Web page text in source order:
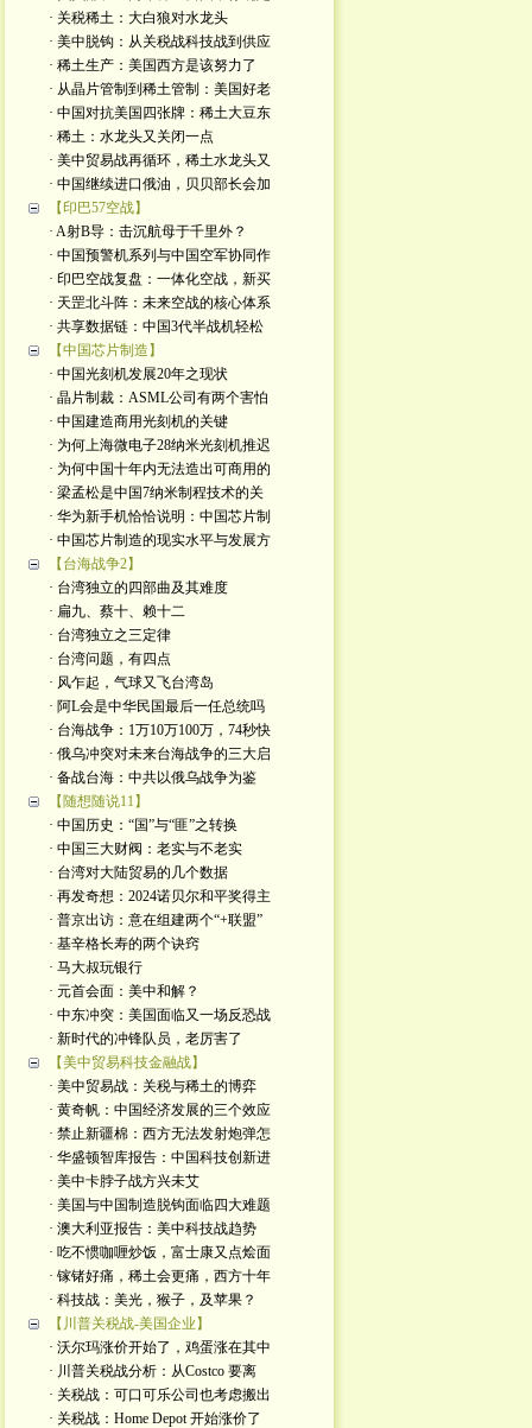
· 关税稀土：大白狼对水龙头
· 美中脱钩：从关税战科技战到供应
· 稀土生产：美国西方是该努力了
· 从晶片管制到稀土管制：美国好老
· 中国对抗美国四张牌：稀土大豆东
· 稀土：水龙头又关闭一点
· 美中贸易战再循环，稀土水龙头又
· 中国继续进口俄油，贝贝部长会加
【印巴57空战】
· A射B导：击沉航母于千里外？
· 中国预警机系列与中国空军协同作
· 印巴空战复盘：一体化空战，新买
· 天罡北斗阵：未来空战的核心体系
· 共享数据链：中国3代半战机轻松
【中国芯片制造】
· 中国光刻机发展20年之现状
· 晶片制裁：ASML公司有两个害怕
· 中国建造商用光刻机的关键
· 为何上海微电子28纳米光刻机推迟
· 为何中国十年内无法造出可商用的
· 梁孟松是中国7纳米制程技术的关
· 华为新手机恰恰说明：中国芯片制
· 中国芯片制造的现实水平与发展方
【台海战争2】
· 台湾独立的四部曲及其难度
· 扁九、蔡十、赖十二
· 台湾独立之三定律
· 台湾问题，有四点
· 风乍起，气球又飞台湾岛
· 阿L会是中华民国最后一任总统吗
· 台海战争：1万10万100万，74秒快
· 俄乌冲突对未来台海战争的三大启
· 备战台海：中共以俄乌战争为鉴
【随想随说11】
· 中国历史：“国”与“匪”之转换
· 中国三大财阀：老实与不老实
· 台湾对大陆贸易的几个数据
· 再发奇想：2024诺贝尔和平奖得主
· 普京出访：意在组建两个“+联盟”
· 基辛格长寿的两个诀窍
· 马大叔玩银行
· 元首会面：美中和解？
· 中东冲突：美国面临又一场反恐战
· 新时代的冲锋队员，老厉害了
【美中贸易科技金融战】
· 美中贸易战：关税与稀土的博弈
· 黄奇帆：中国经济发展的三个效应
· 禁止新疆棉：西方无法发射炮弹怎
· 华盛顿智库报告：中国科技创新进
· 美中卡脖子战方兴未艾
· 美国与中国制造脱钩面临四大难题
· 澳大利亚报告：美中科技战趋势
· 吃不惯咖喱炒饭，富士康又点烩面
· 镓锗好痛，稀土会更痛，西方十年
· 科技战：美光，猴子，及苹果？
【川普关税战-美国企业】
· 沃尔玛涨价开始了，鸡蛋涨在其中
· 川普关税战分析：从Costco 要离
· 关税战：可口可乐公司也考虑搬出
· 关税战：Home Depot 开始涨价了